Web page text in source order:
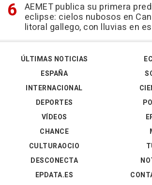
AEMET publica su primera
eclipse: cielos nubosos en
litoral gallego, con lluvias en
ÚLTIMAS NOTICIAS
ESPAÑA
INTERNACIONAL
DEPORTES
VÍDEOS
CHANCE
CULTURAOCIO
DESCONECTA
EPDATA.ES